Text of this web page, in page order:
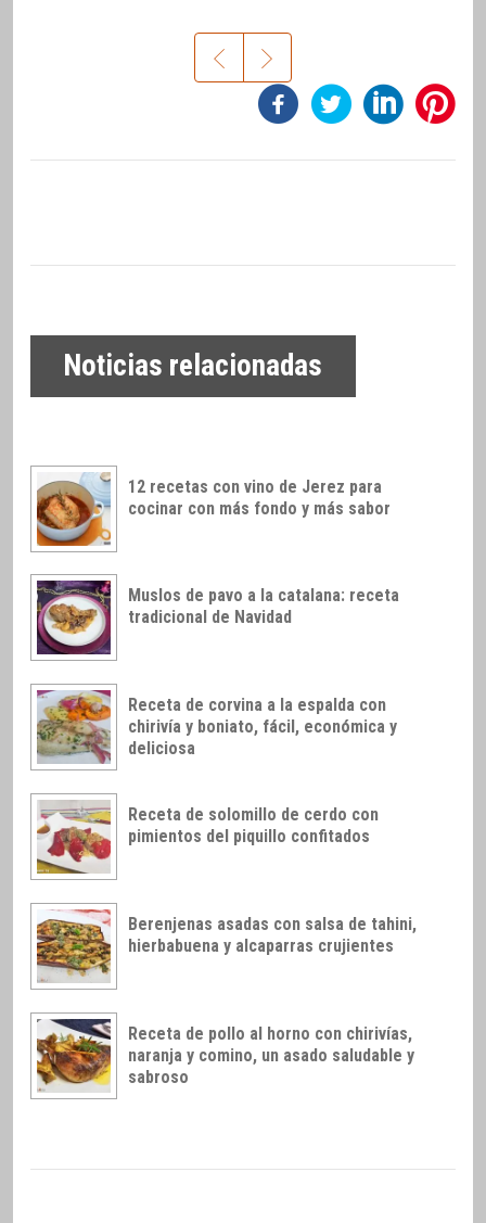
Noticias relacionadas
12 recetas con vino de Jerez para
cocinar con más fondo y más sabor
Muslos de pavo a la catalana: receta
tradicional de Navidad
Receta de corvina a la espalda con
chirivía y boniato, fácil, económica y
deliciosa
Receta de solomillo de cerdo con
pimientos del piquillo confitados
Berenjenas asadas con salsa de tahini,
hierbabuena y alcaparras crujientes
Receta de pollo al horno con chirivías,
naranja y comino, un asado saludable y
sabroso